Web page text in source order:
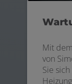
Mit
von
Sie